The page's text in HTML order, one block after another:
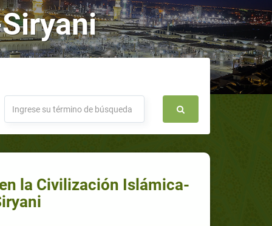
la Civilización Islámica-